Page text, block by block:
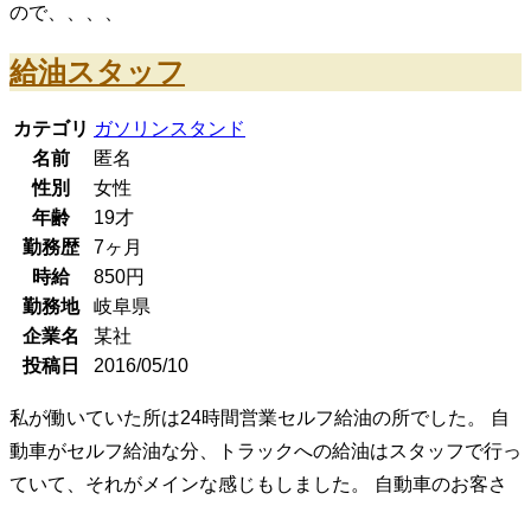
ので、、、、
給油スタッフ
カテゴリ ガソリンスタンド
名前
匿名
性別
女性
年齢
19才
勤務歴
7ヶ月
時給
850円
勤務地
岐阜県
企業名
某社
投稿日
2016/05/10
私が働いていた所は24時間営業セルフ給油の所でした。 自
動車がセルフ給油な分、トラックへの給油はスタッフで行っ
ていて、それがメインな感じもしました。 自動車のお客さ